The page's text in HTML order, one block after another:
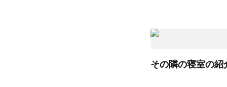
その隣の寝室の